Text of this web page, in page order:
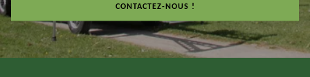
CONTACTEZ-NOUS !